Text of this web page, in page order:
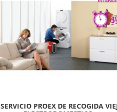
SERVICIO PROEX DE RECOGIDA